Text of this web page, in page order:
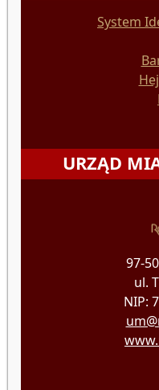
System
URZĄD
97-
ul.
NIP: